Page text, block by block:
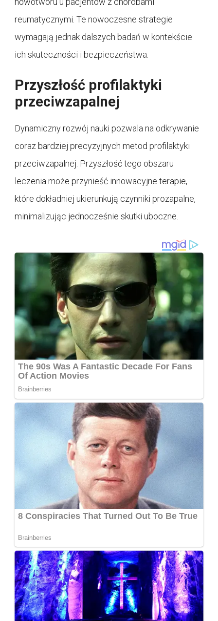
reumatycznymi. Te nowoczesne strategie
wymagają jednak dalszych badań w kontekście
ich skuteczności i bezpieczeństwa.
Przyszłość profilaktyki
przeciwzapalnej
Dynamiczny rozwój nauki pozwala na odkrywanie
coraz bardziej precyzyjnych metod profilaktyki
przeciwzapalnej. Przyszłość tego obszaru
leczenia może przynieść innowacyjne terapie,
które dokładniej ukierunkują czynniki prozapalne,
minimalizując jednocześnie skutki uboczne.